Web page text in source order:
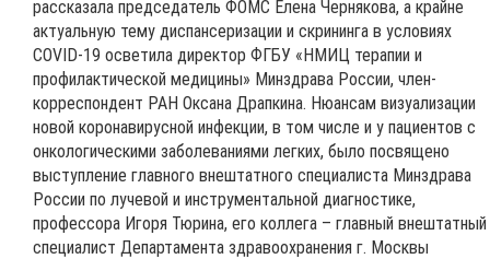
рассказала председатель ФОМС Елена Чернякова, а крайне
актуальную тему диспансеризации и скрининга в условиях
COVID-19 осветила директор ФГБУ «НМИЦ терапии и
профилактической медицины» Минздрава России, член-
корреспондент РАН Оксана Драпкина. Нюансам визуализации
новой коронавирусной инфекции, в том числе и у пациентов с
онкологическими заболеваниями легких, было посвящено
выступление главного внештатного специалиста Минздрава
России по лучевой и инструментальной диагностике,
профессора Игоря Тюрина, его коллега – главный внештатный
специалист Департамента здравоохранения г. Москвы